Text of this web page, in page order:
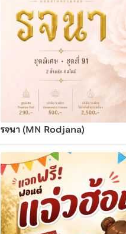
รจนา (MN Rodjana)